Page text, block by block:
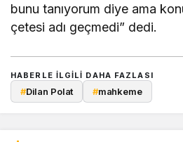
bunu tanıyorum diye ama
çetesi adı geçmedi” dedi.
HABERLE ILGILI DAHA FAZLASI
#Dilan Polat #mahkeme